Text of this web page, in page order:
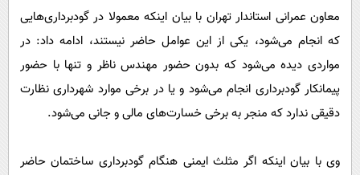
محیط زیست
سلامت
فرهنگی
اجتماعی
معاون عمرانی استاندار تهران با بیان اینکه معمولا در گودبرداری‌هایی
که انجام می‌شود، یکی از این عوامل حاضر نیستند، ادامه داد: در
مواردی دیده می‌شود که بدون حضور مهندس ناظر و تنها با حضور
پیمانکار گودبرداری انجام می‌شود و یا در برخی موارد شهرداری نظارت
دقیقی ندارد که منجر به برخی خسارت‌های مالی و جانی می‌شود.
وی با بیان اینکه اگر مثلث ایمنی هنگام گودبرداری ساختمان حاضر